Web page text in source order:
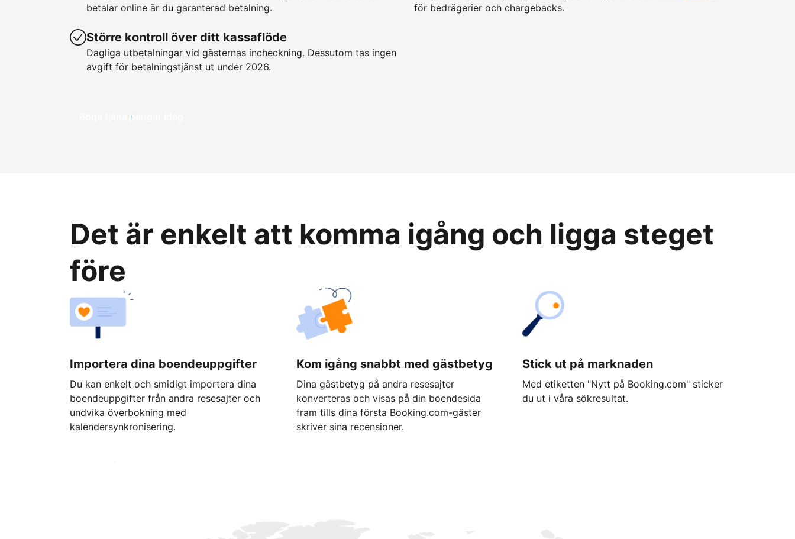
betalar online är du garanterad betalning.
Större kontroll över ditt kassaflöde
Dagliga utbetalningar vid gästernas incheckning. Dessutom tas ingen
avgift för betalningstjänst ut under 2026.
för bedrägerier och chargebacks.
Börja tjäna pengar idag
Det är enkelt att komma igång och ligga steget
före
Importera dina boendeuppgifter
Du kan enkelt och smidigt importera dina
boendeuppgifter från andra resesajter och
undvika överbokning med
kalendersynkronisering.
Kom igång snabbt med gästbetyg
Dina gästbetyg på andra resesajter
konverteras och visas på din boendesida
fram tills dina första Booking.com-gäster
skriver sina recensioner.
Stick ut på marknaden
Med etiketten "Nytt på Booking.com" sticker
du ut i våra sökresultat.
Kom igång idag